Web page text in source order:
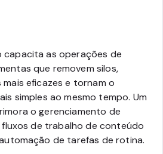
capacita as operações de
que removem silos,
eficazes e tornam o
simples ao mesmo tempo. Um
o gerenciamento de
de trabalho de conteúdo
de tarefas de rotina.